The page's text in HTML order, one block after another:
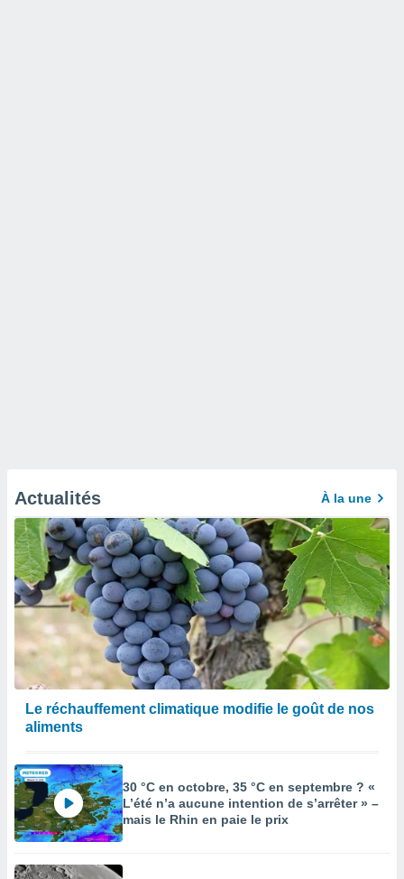
Actualités À la une
Le réchauffement climatique modifie le goût de nos
aliments
30 °C en octobre, 35 °C en septembre ? «
L’été n’a aucune intention de s’arrêter » –
mais le Rhin en paie le prix